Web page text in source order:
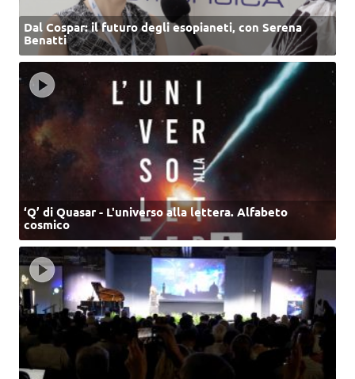
Dal Cospar: il futuro degli esopianeti, con Serena
Benatti
‘Q’ di Quasar - L'universo alla lettera. Alfabeto
cosmico